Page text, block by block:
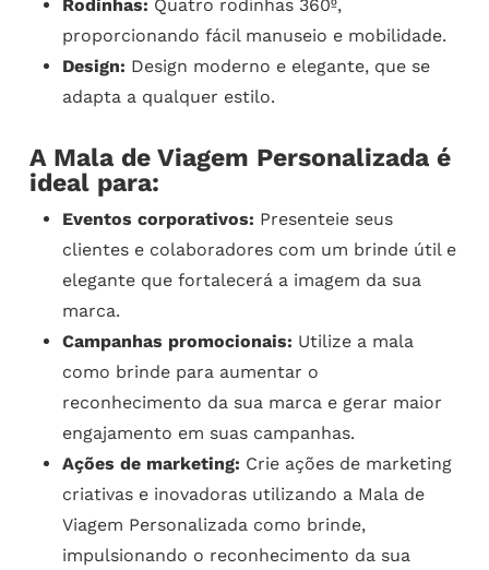
Rodinhas: Quatro rodinhas 360º,
proporcionando fácil manuseio e mobilidade.
Design: Design moderno e elegante, que se
adapta a qualquer estilo.
A Mala de Viagem Personalizada é
ideal para:
Eventos corporativos: Presenteie seus
clientes e colaboradores com um brinde útil e
elegante que fortalecerá a imagem da sua
marca.
Campanhas promocionais: Utilize a mala
como brinde para aumentar o
reconhecimento da sua marca e gerar maior
engajamento em suas campanhas.
Ações de marketing: Crie ações de marketing
criativas e inovadoras utilizando a Mala de
Viagem Personalizada como brinde,
impulsionando o reconhecimento da sua